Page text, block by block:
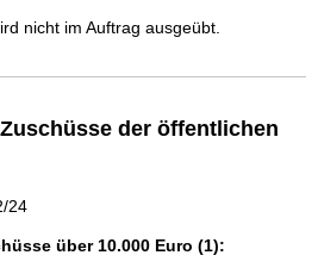
nicht im Auftrag ausgeübt.
der öffentlichen
24
über 10.000 Euro (1):